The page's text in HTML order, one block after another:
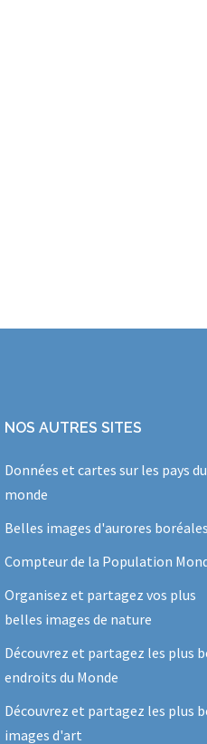
NOS AUTRES SITES
Données et cartes sur les pays du
monde
Belles images d'aurores boréales
Compteur de la Population
Organisez et partagez vos plus
belles images de nature
Découvrez et partagez les plus
endroits du Monde
Découvrez et partagez les plus
images d'art